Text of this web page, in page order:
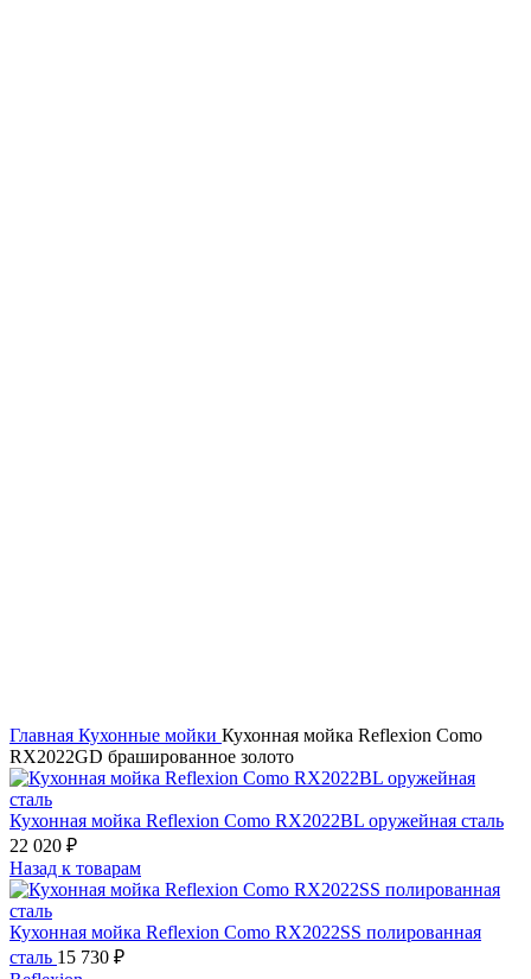
Главная Кухонные мойки Кухонная мойка Reflexion Como
RX2022GD брашированное золото
Кухонная мойка Reflexion Como RX2022BL оружейная сталь
22 020 ₽
Назад к товарам
Кухонная мойка Reflexion Como RX2022SS полированная
сталь 15 730 ₽